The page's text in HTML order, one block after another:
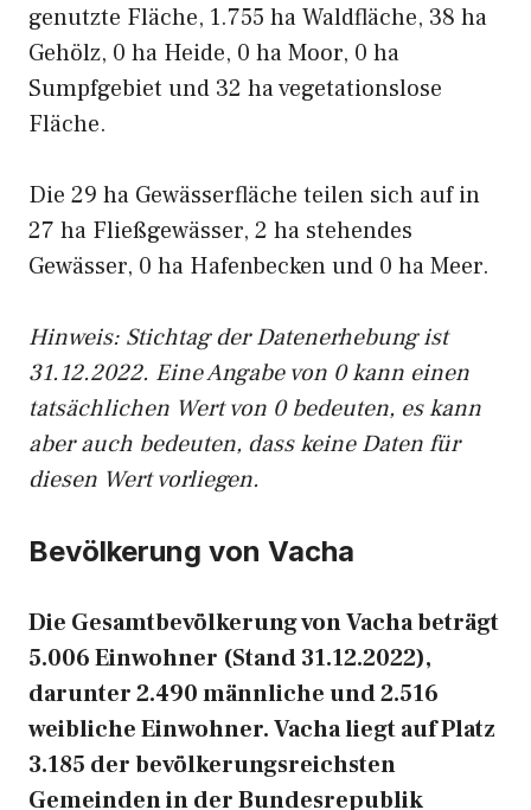
genutzte Fläche, 1.755 ha Waldfläche, 38 ha
Gehölz, 0 ha Heide, 0 ha Moor, 0 ha
Sumpfgebiet und 32 ha vegetationslose
Fläche.
Die 29 ha Gewässerfläche teilen sich auf in
27 ha Fließgewässer, 2 ha stehendes
Gewässer, 0 ha Hafenbecken und 0 ha Meer.
Hinweis: Stichtag der Datenerhebung ist
31.12.2022. Eine Angabe von 0 kann einen
tatsächlichen Wert von 0 bedeuten, es kann
aber auch bedeuten, dass keine Daten für
diesen Wert vorliegen.
Bevölkerung von Vacha
Die Gesamtbevölkerung von Vacha beträgt
5.006 Einwohner (Stand 31.12.2022),
darunter 2.490 männliche und 2.516
weibliche Einwohner. Vacha liegt auf Platz
3.185 der bevölkerungsreichsten
Gemeinden in der Bundesrepublik